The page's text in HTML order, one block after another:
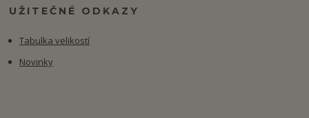
UŽITEČNÉ ODKAZY
Tabulka velikostí
Novinky